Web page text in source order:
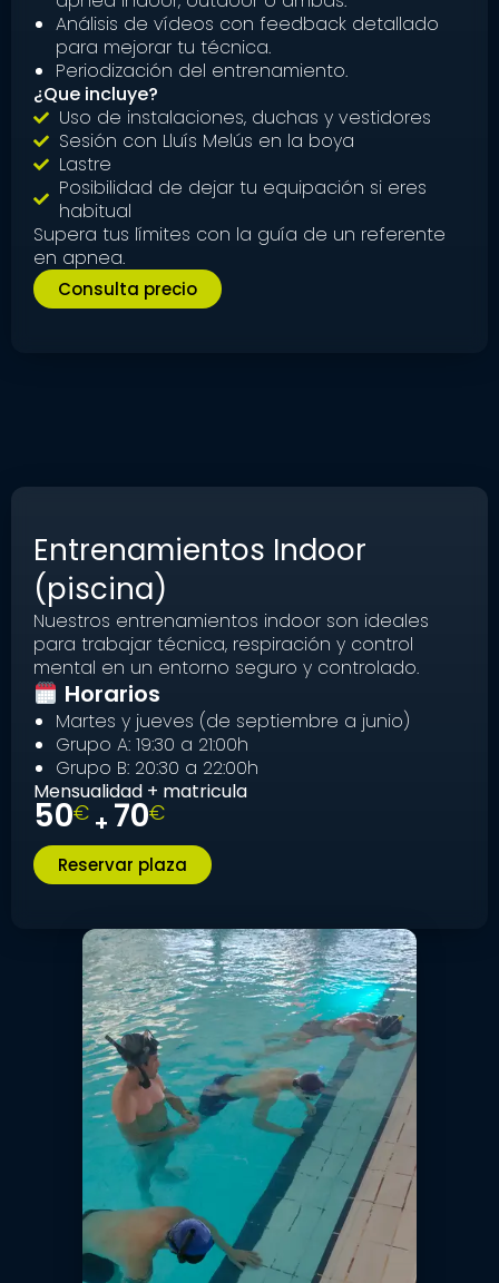
Análisis de vídeos con feedback detallado
para mejorar tu técnica.
Periodización del entrenamiento.
¿Que incluye?
Uso de instalaciones, duchas y vestidores
Sesión con Lluís Melús en la boya
Lastre
Posibilidad de dejar tu equipación si eres
habitual
Supera tus límites con la guía de un referente
en apnea.
Consulta precio
Entrenamientos Indoor
(piscina)
Nuestros entrenamientos indoor son ideales
para trabajar técnica, respiración y control
mental en un entorno seguro y controlado.
Horarios
Martes y jueves (de septiembre a junio)
Grupo A: 19:30 a 21:00h
Grupo B: 20:30 a 22:00h
Mensualidad + matricula
50€ + 70€
Reservar plaza